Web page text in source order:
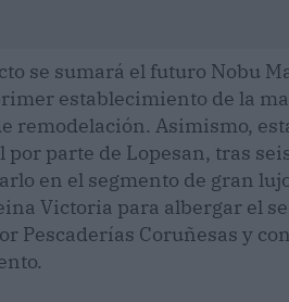
se sumará el futuro Nobu
establecimiento de la
remodelación. Asimismo,
por parte de Lopesan, tras
en el segmento de gran
Victoria para albergar el
Pescaderías Coruñesas y